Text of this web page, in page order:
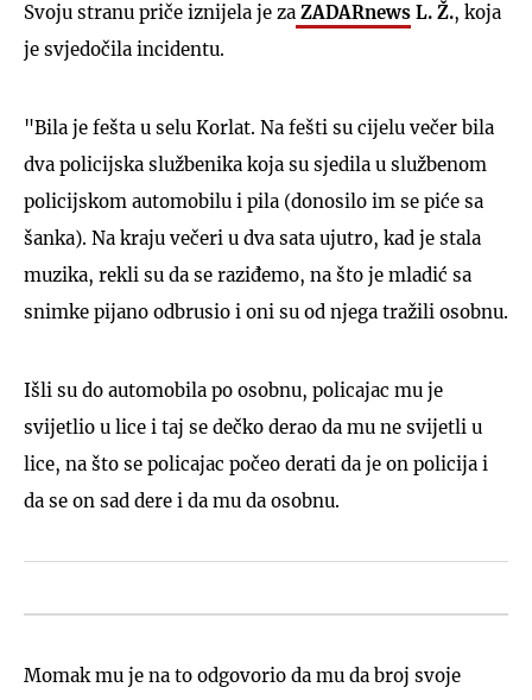
Svoju stranu priče iznijela je za ZADARnews L. Ž., koja
je svjedočila incidentu.
"Bila je fešta u selu Korlat. Na fešti su cijelu večer bila
dva policijska službenika koja su sjedila u službenom
policijskom automobilu i pila (donosilo im se piće sa
šanka). Na kraju večeri u dva sata ujutro, kad je stala
muzika, rekli su da se raziđemo, na što je mladić sa
snimke pijano odbrusio i oni su od njega tražili osobnu.
Išli su do automobila po osobnu, policajac mu je
svijetlio u lice i taj se dečko derao da mu ne svijetli u
lice, na što se policajac počeo derati da je on policija i
da se on sad dere i da mu da osobnu.
Momak mu je na to odgovorio da mu da broj svoje